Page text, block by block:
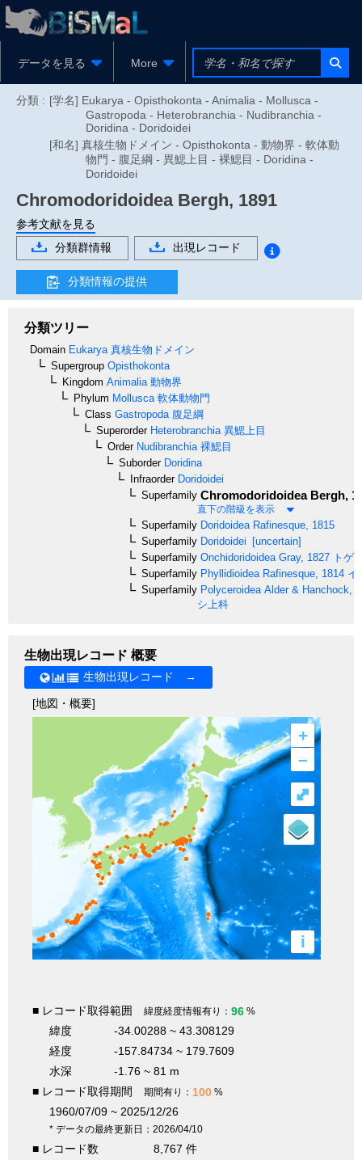
データを見る More
分類 : [学名] Eukarya - Opisthokonta - Animalia - Mollusca -
Gastropoda - Heterobranchia - Nudibranchia -
Doridina - Doridoidei
[和名] 真核生物ドメイン - Opisthokonta - 動物界 - 軟体動
物門 - 腹足綱 - 異鰓上目 - 裸鰓目 - Doridina -
Doridoidei
ChromodoridoideaBergh, 1891
参考文献を見る
分類群情報
出現レコード
分類情報の提供
分類ツリー
Domain Eukarya 真核生物ドメイン
Supergroup Opisthokonta
Kingdom Animalia 動物界
Phylum Mollusca 軟体動物門
Class Gastropoda 腹足綱
SuperorderHeterobranchia 異鰓上目
OrderNudibranchia 裸鰓目
SuborderDoridina
InfraorderDoridoidei
Superfamily ChromodoridoideaBergh,
直下の階級を表示
Superfamily Doridoidea Rafinesque, 1815
Superfamily Doridoidei [uncertain]
Superfamily Onchidoridoidea Gray, 1827 トゲ
Superfamily Phyllidioidea Rafinesque, 1814 イ
Superfamily Polyceroidea Alder & Hanchock,
シ上科
生物出現レコード 概要
生物出現レコード →
[地図・概要]
+
–
i
⤢
■ レコード取得範囲 緯度経度情報有り： 96 %
緯度
-34.00288 ~ 43.308129
経度
-157.84734 ~ 179.7609
水深
-1.76 ~ 81 m
■ レコード取得期間
期間有り： 100 %
1960/07/09 ~ 2025/12/26
* データの最終更新日：2026/04/10
■ レコード数
8,767 件